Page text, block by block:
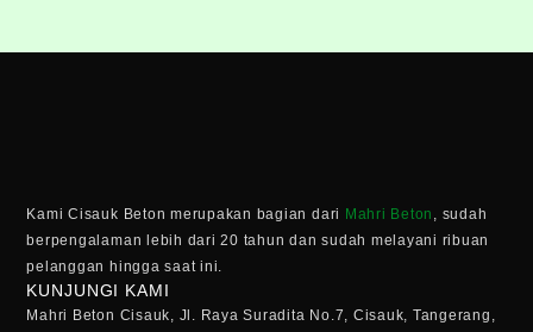
Kami Cisauk Beton merupakan bagian dari Mahri Beton , sudah
berpengalaman lebih dari 20 tahun dan sudah melayani ribuan
pelanggan hingga saat ini.
KUNJUNGI KAMI
Mahri Beton Cisauk, Jl. Raya Suradita No.7, Cisauk, Tangerang,